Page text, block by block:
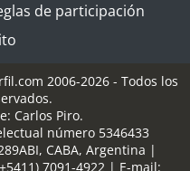
de participación
2006-2026 - Todos los
Carlos Piro.
número 5346433
, CABA, Argentina |
7091-4922 | E-mail: